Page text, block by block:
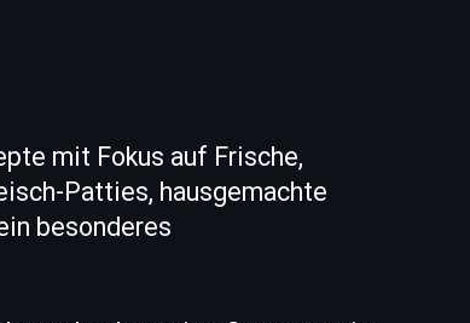
mit Fokus auf Frische,
Patties, hausgemachte
besonderes